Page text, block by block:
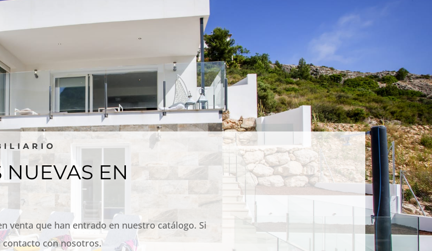
EN
venta que han entrado en nuestro catálogo. Si
contacto con nosotros.